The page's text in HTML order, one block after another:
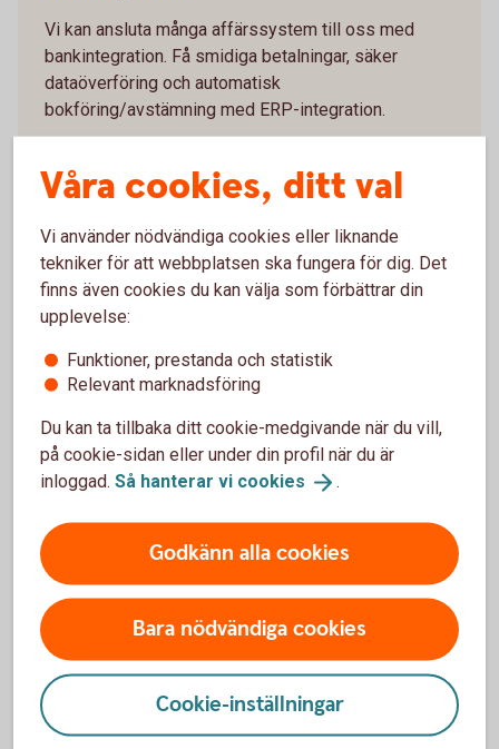
Vi kan ansluta många affärssystem till oss med
bankintegration. Få smidiga betalningar, säker
dataöverföring och automatisk
bokföring/avstämning med ERP-integration.
affärssystem
Få hjälp av inkassobolaget Lowell om
ni inte får betalt i tid
upplägg och pris hos inkassobolaget Lowell, som
har specialkunskap och erfarenhet av att driva in
skulder på ett professionellt sätt.
Inkasso ochinkassobolag
e-bokföring med Speedledger
Sköt bokföring och fakturering enkelt direkt i
Våra cookies, ditt val
Vi använder nödvändiga cookies eller liknande
tekniker för att webbplatsen ska fungera för dig. Det
finns även cookies du kan välja som förbättrar din
upplevelse:
Funktioner, prestanda och statistik
Relevant marknadsföring
Du kan ta tillbaka ditt cookie-medgivande när du vill,
på cookie-sidan eller under din profil när du är
inloggad. Så hanterar vi cookies .
Godkänn alla cookies
Bara nödvändiga cookies
Cookie-inställningar